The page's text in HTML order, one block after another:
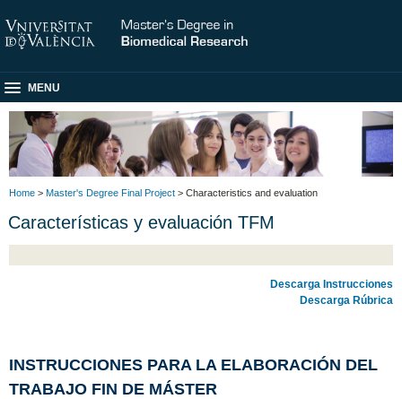
MENU
Home > Master's Degree Final Project > Characteristics and evaluation
Características y evaluación TFM
Descarga Instrucciones
Descarga Rúbrica
INSTRUCCIONES PARA LA ELABORACIÓN DEL
TRABAJO FIN DE MÁSTER